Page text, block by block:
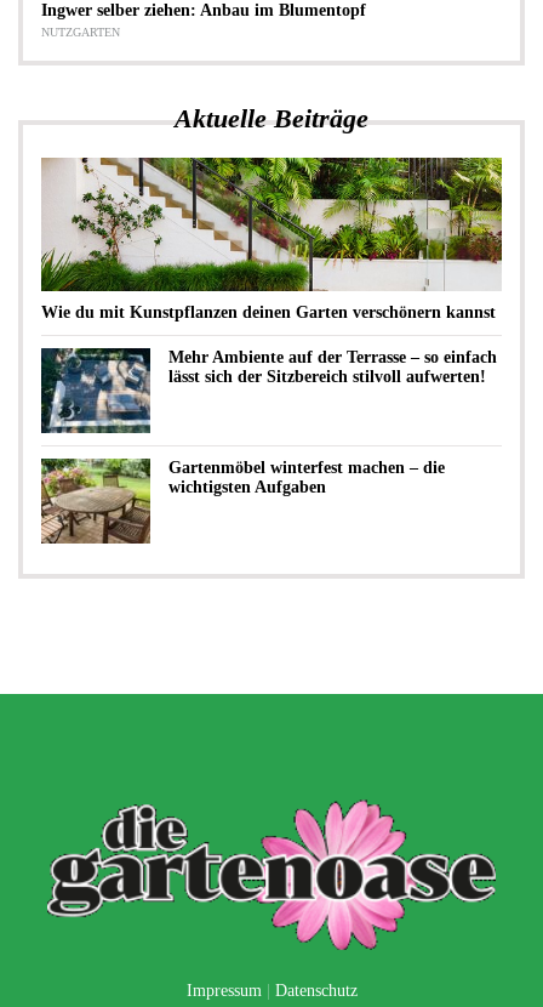
Ingwer selber ziehen: Anbau im Blumentopf
NUTZGARTEN
Aktuelle Beiträge
Wie du mit Kunstpflanzen deinen Garten verschönern kannst
Mehr Ambiente auf der Terrasse – so einfach
lässt sich der Sitzbereich stilvoll aufwerten!
Gartenmöbel winterfest machen – die
wichtigsten Aufgaben
Impressum Datenschutz